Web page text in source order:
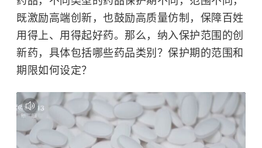
既激励高端创新，也鼓励高质量仿制，保障百姓
用得上、用得起好药。那么，纳入保护范围的创
新药，具体包括哪些药品类别？保护期的范围和
期限如何设定？